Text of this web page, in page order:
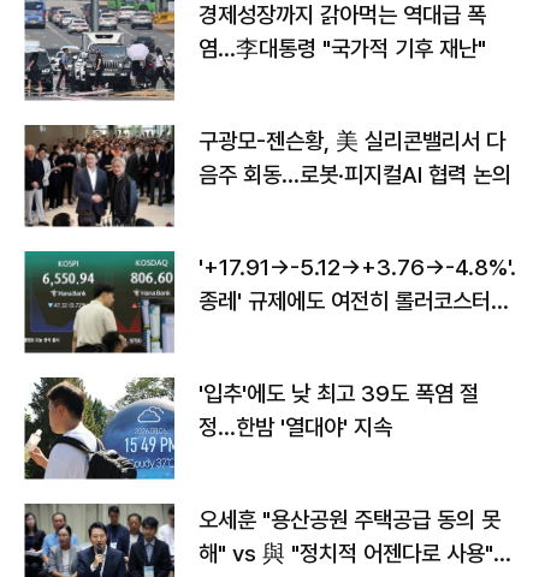
경제성장까지 갉아먹는 역대급 폭
염…李대통령 "국가적 기후 재난"
구광모-젠슨황, 美 실리콘밸리서 다
음주 회동…로봇·피지컬AI 협력 논의
'+17.91→-5.12→+3.76→-4.8%'…'
종레' 규제에도 여전히 롤러코스터
'입추'에도 낮 최고 39도 폭염 절
정…한밤 '열대야' 지속
오세훈 "용산공원 주택공급 동의 못
해" vs 與 "정치적 어젠다로 사용"